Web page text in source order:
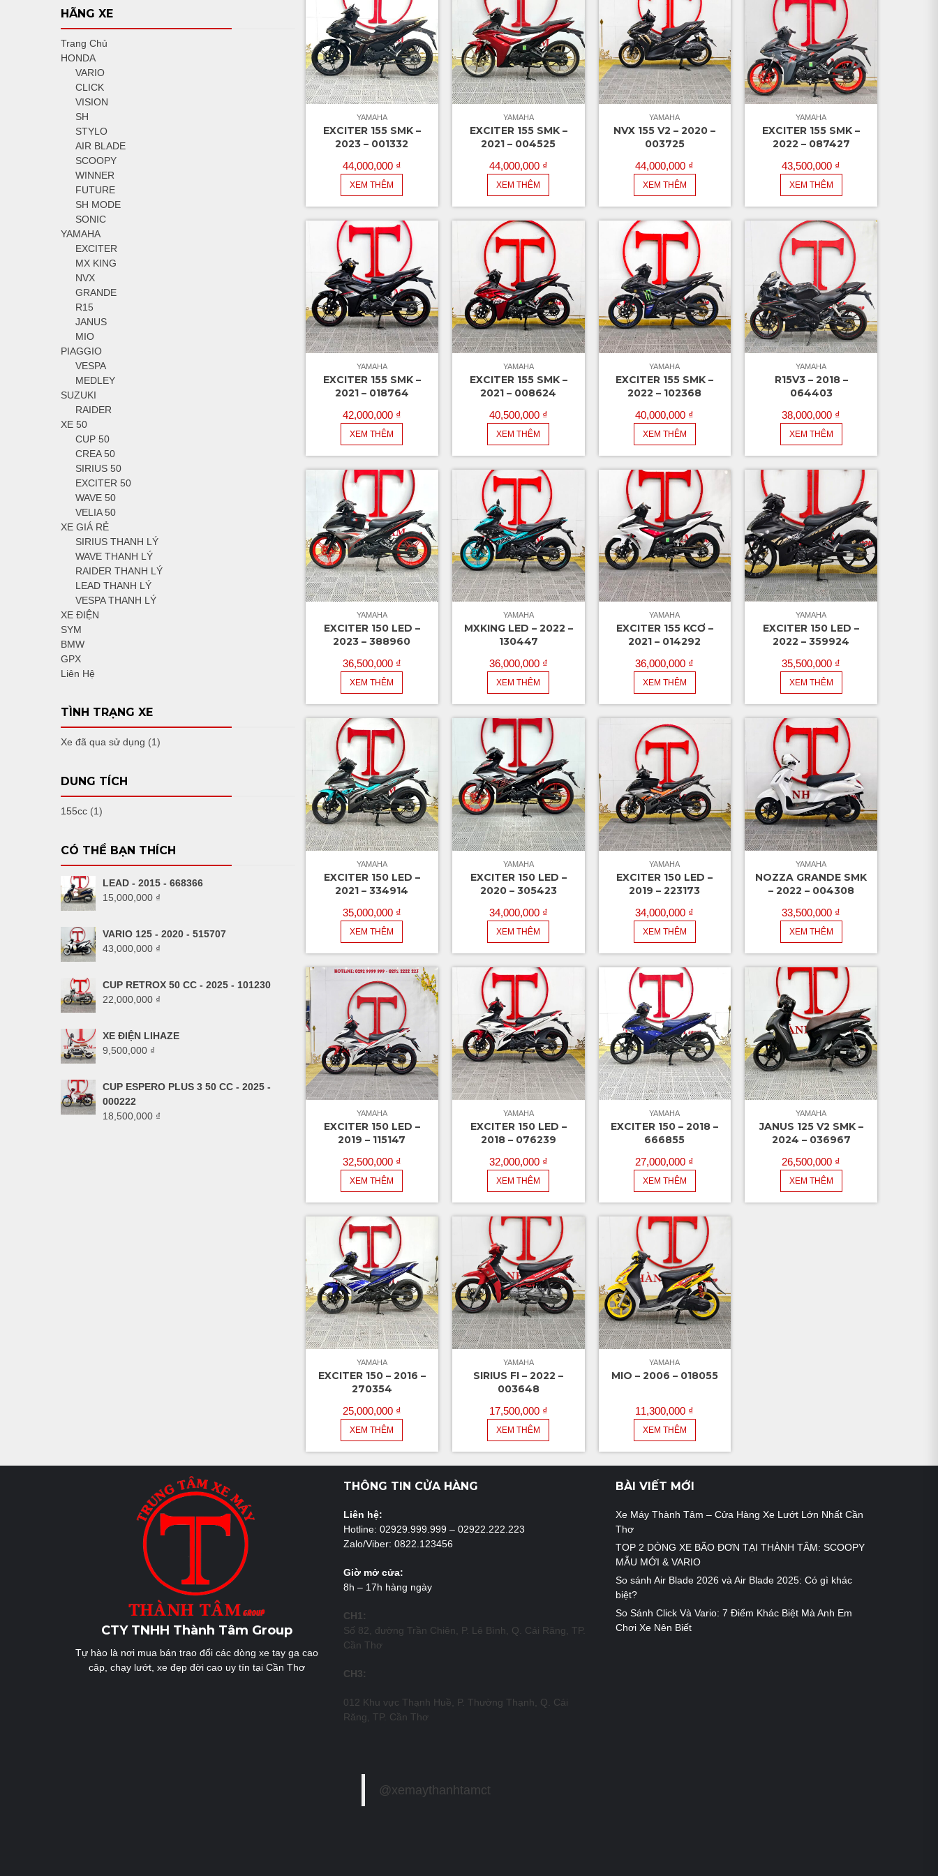
YAMAHA
EXCITER 155 SMK –
2023 – 001332
44,000,000 ₫
XEM THÊM
YAMAHA
EXCITER 155 SMK –
2021 – 004525
44,000,000 ₫
XEM THÊM
YAMAHA
NVX 155 V2 – 2020 –
003725
44,000,000 ₫
XEM THÊM
YAMAHA
EXCITER 155 SMK –
2022 – 087427
43,500,000 ₫
XEM THÊM
YAMAHA
EXCITER 155 SMK –
2021 – 018764
42,000,000 ₫
XEM THÊM
YAMAHA
EXCITER 155 SMK –
2021 – 008624
40,500,000 ₫
XEM THÊM
YAMAHA
EXCITER 155 SMK –
2022 – 102368
40,000,000 ₫
XEM THÊM
YAMAHA
R15V3 – 2018 –
064403
38,000,000 ₫
XEM THÊM
YAMAHA
EXCITER 150 LED –
2023 – 388960
36,500,000 ₫
XEM THÊM
YAMAHA
MXKING LED – 2022 –
130447
36,000,000 ₫
XEM THÊM
YAMAHA
EXCITER 155 KCƠ –
2021 – 014292
36,000,000 ₫
XEM THÊM
YAMAHA
EXCITER 150 LED –
2022 – 359924
35,500,000 ₫
XEM THÊM
YAMAHA
EXCITER 150 LED –
2021 – 334914
35,000,000 ₫
XEM THÊM
YAMAHA
EXCITER 150 LED –
2020 – 305423
34,000,000 ₫
XEM THÊM
YAMAHA
EXCITER 150 LED –
2019 – 223173
34,000,000 ₫
XEM THÊM
YAMAHA
NOZZA GRANDE SMK
– 2022 – 004308
33,500,000 ₫
XEM THÊM
YAMAHA
EXCITER 150 LED –
2019 – 115147
32,500,000 ₫
XEM THÊM
YAMAHA
EXCITER 150 LED –
2018 – 076239
32,000,000 ₫
XEM THÊM
YAMAHA
EXCITER 150 – 2018 –
666855
27,000,000 ₫
XEM THÊM
YAMAHA
JANUS 125 V2 SMK –
2024 – 036967
26,500,000 ₫
XEM THÊM
YAMAHA
EXCITER 150 – 2016 –
270354
25,000,000 ₫
XEM THÊM
YAMAHA
SIRIUS FI – 2022 –
003648
17,500,000 ₫
XEM THÊM
YAMAHA
MIO – 2006 – 018055
11,300,000 ₫
XEM THÊM
HÃNG XE
Trang Chủ
HONDA
VARIO
CLICK
VISION
SH
STYLO
AIR BLADE
SCOOPY
WINNER
FUTURE
SH MODE
SONIC
YAMAHA
EXCITER
MX KING
NVX
GRANDE
R15
JANUS
MIO
PIAGGIO
VESPA
MEDLEY
SUZUKI
RAIDER
XE 50
CUP 50
CREA 50
SIRIUS 50
EXCITER 50
WAVE 50
VELIA 50
XE GIÁ RẺ
SIRIUS THANH LÝ
WAVE THANH LÝ
RAIDER THANH LÝ
LEAD THANH LÝ
VESPA THANH LÝ
XE ĐIỆN
SYM
BMW
GPX
Liên Hệ
TÌNH TRẠNG XE
Xe đã qua sử dụng (1)
DUNG TÍCH
155cc (1)
CÓ THỂ BẠN THÍCH
LEAD - 2015 - 668366
15,000,000 ₫
VARIO 125 - 2020 - 515707
43,000,000 ₫
CUP RETROX 50 CC - 2025 - 101230
22,000,000 ₫
XE ĐIỆN LIHAZE
9,500,000 ₫
CUP ESPERO PLUS 3 50 CC - 2025 -
000222
18,500,000 ₫
CTY TNHH Thành Tâm Group
Tự hào là nơi mua bán trao đổi các dòng xe tay ga cao
câp, chạy lướt, xe đẹp đời cao uy tín tại Cần Thơ
THÔNG TIN CỬA HÀNG
Liên hệ:
Hotline: 02929.999.999 – 02922.222.223
Zalo/Viber: 0822.123456
Giờ mở cửa:
8h – 17h hàng ngày
CH1:
Số 82, đường Trần Chiên, P. Lê Bình, Q. Cái Răng, TP.
Cần Thơ
CH3:
012 Khu vực Thạnh Huề, P. Thường Thạnh, Q. Cái
Răng, TP. Cần Thơ
@xemaythanhtamct
BÀI VIẾT MỚI
Xe Máy Thành Tâm – Cửa Hàng Xe Lướt Lớn Nhất Cần
Thơ
TOP 2 DÒNG XE BÃO ĐƠN TẠI THÀNH TÂM: SCOOPY
MẪU MỚI & VARIO
So sánh Air Blade 2026 và Air Blade 2025: Có gì khác
biệt?
So Sánh Click Và Vario: 7 Điểm Khác Biệt Mà Anh Em
Chơi Xe Nên Biết